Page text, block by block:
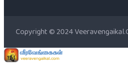
Copyright © 2024